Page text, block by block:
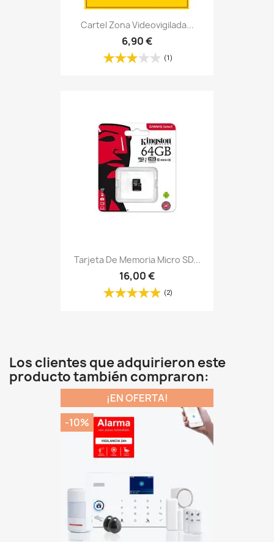
Cartel Zona Videovigilada...
6,90 €
(1)
Tarjeta De Memoria Micro SD...
16,00 €
(2)
Los clientes que adquirieron este
producto también compraron:
¡EN OFERTA!
-10%